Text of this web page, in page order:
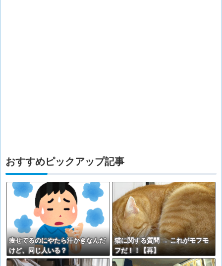
おすすめピックアップ記事
痩せてるのにやたら汗かきなんだ
けど、同じ人いる？
猫に関する質問 → これがモフモ
フだ！！【再】